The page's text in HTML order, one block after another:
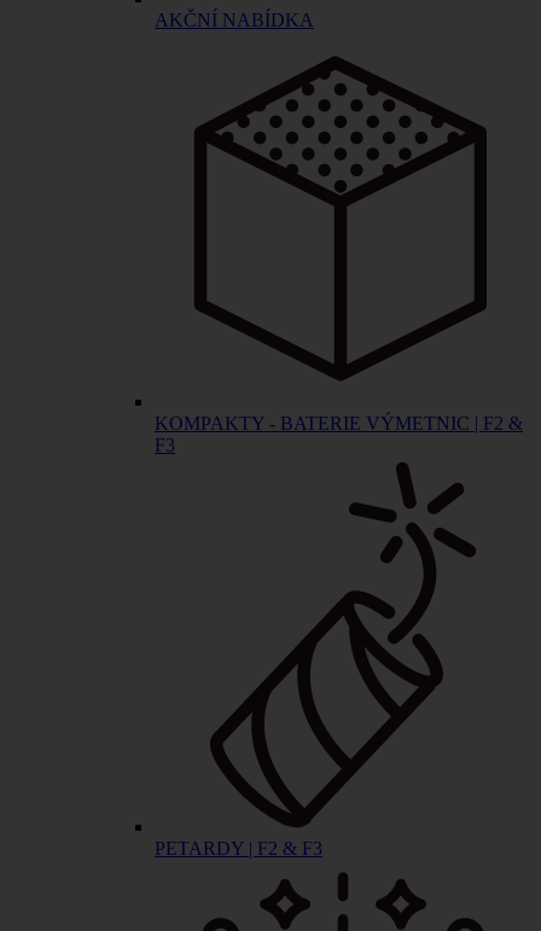
AKČNÍ NABÍDKA
KOMPAKTY - BATERIE VÝMETNIC | F2 &
F3
PETARDY | F2 & F3